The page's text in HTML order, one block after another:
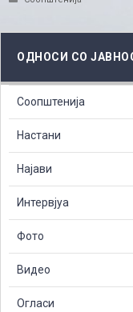
ОДНОСИ СО
Соопштенија
Настани
Најави
Интервјуа
Фото
Видео
Огласи